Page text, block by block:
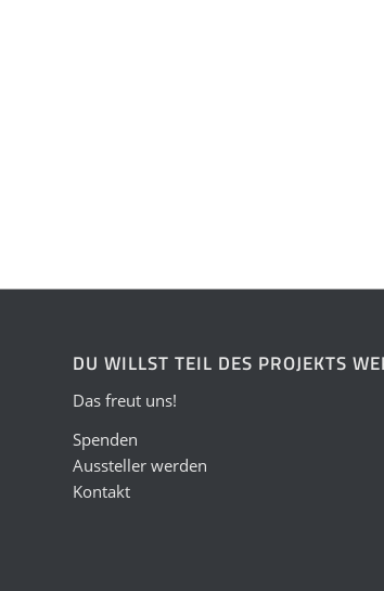
DU WILLST TEIL DES PROJEKTS
Das freut uns!
Spenden
Aussteller werden
Kontakt